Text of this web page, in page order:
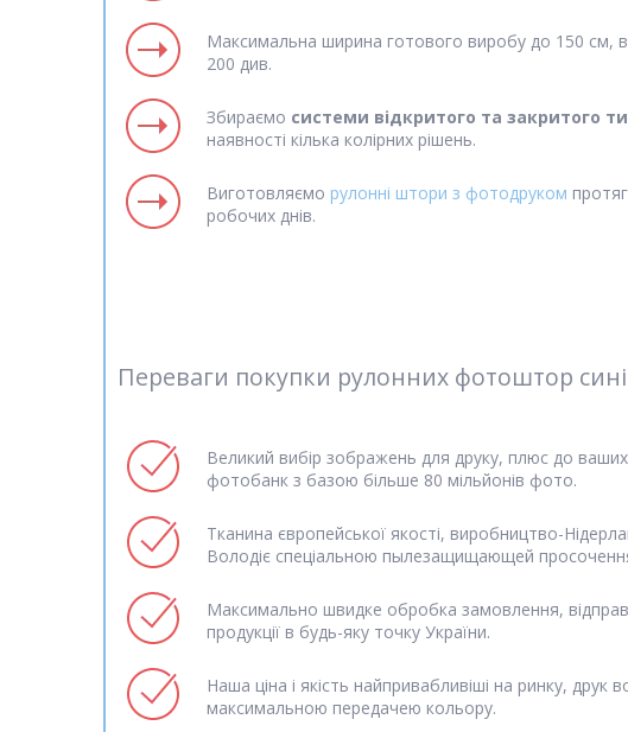
Максимальна ширина готового виробу до 150 см,
200 див.
Збираємо системи відкритого та закритого
наявності кілька колірних рішень.
Виготовляємо рулонні штори з фотодруком
робочих днів.
Переваги покупки рулонних фотоштор
Великий вибір зображень для друку, плюс до
фотобанк з базою більше 80 мільйонів фото.
Тканина європейської якості, виробництво-
Володіє спеціальною пылезащищающей
Максимально швидке обробка замовлення,
продукції в будь-яку точку України.
Наша ціна і якість найпривабливіші на ринку, друк
максимальною передачею кольору.